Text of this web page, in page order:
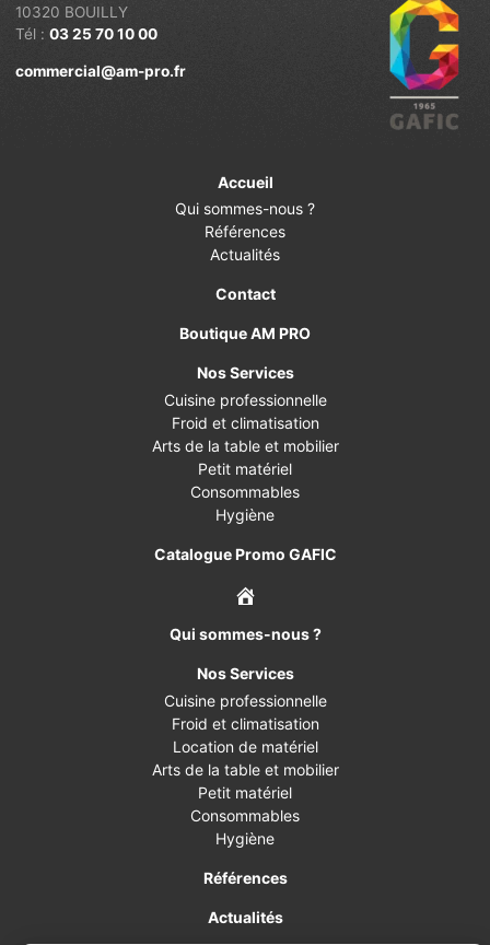
10320 BOUILLY
Tél : 03 25 70 10 00
commercial@am-pro.fr
Accueil
Qui sommes-nous ?
Références
Actualités
Contact
Boutique AM PRO
Nos Services
Cuisine professionnelle
Froid et climatisation
Arts de la table et mobilier
Petit matériel
Consommables
Hygiène
Catalogue Promo GAFIC
Qui sommes-nous ?
Nos Services
Cuisine professionnelle
Froid et climatisation
Location de matériel
Arts de la table et mobilier
Petit matériel
Consommables
Hygiène
Références
Actualités